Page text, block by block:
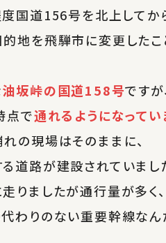
国道156号を北上してか
地を飛騨市に変更したこ
油坂峠の国道158号ですが
点で通れるようになってい
の現場はそのままに、
道路が建設されていまし
りましたが通行量が多く、
わりのない重要幹線なん